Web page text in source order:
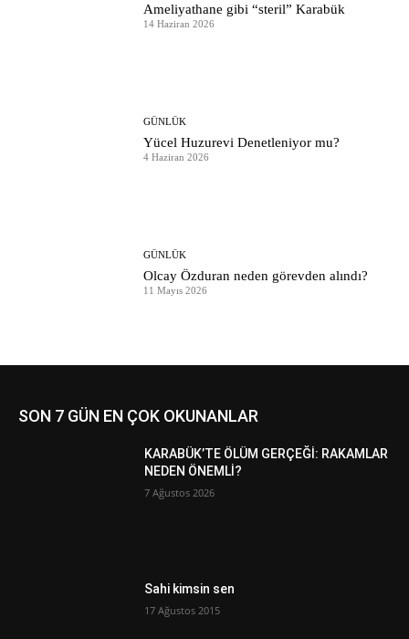
Ameliyathane gibi “steril” Karabük
14 Haziran 2026
GÜNLÜK
Yücel Huzurevi Denetleniyor mu?
4 Haziran 2026
GÜNLÜK
Olcay Özduran neden görevden alındı?
11 Mayıs 2026
SON 7 GÜN EN ÇOK OKUNANLAR
KARABÜK’TE ÖLÜM GERÇEĞİ: RAKAMLAR
NEDEN ÖNEMLİ?
7 Ağustos 2026
Sahi kimsin sen
17 Ağustos 2015